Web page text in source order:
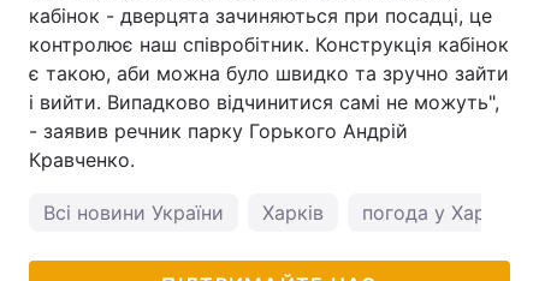
кабінок - дверцята зачиняються при посадці, це
контролює наш співробітник. Конструкція кабінок
є такою, аби можна було швидко та зручно зайти
і вийти. Випадково відчинитися самі не можуть",
- заявив речник парку Горького Андрій
Кравченко.
Всі новини України Харків погода у Харкові